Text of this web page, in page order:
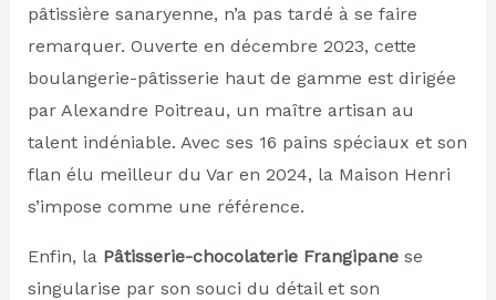
pâtissière sanaryenne, n’a pas tardé à se faire
remarquer. Ouverte en décembre 2023, cette
boulangerie-pâtisserie haut de gamme est dirigée
par Alexandre Poitreau, un maître artisan au
talent indéniable. Avec ses 16 pains spéciaux et son
flan élu meilleur du Var en 2024, la Maison Henri
s’impose comme une référence.
Enfin, la Pâtisserie-chocolaterie Frangipanese
singularise par son souci du détail et son